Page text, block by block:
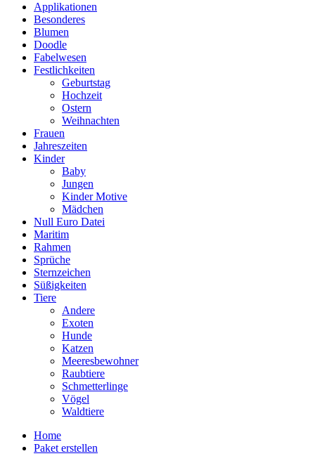
Applikationen
Besonderes
Blumen
Doodle
Fabelwesen
Festlichkeiten
Geburtstag
Hochzeit
Ostern
Weihnachten
Frauen
Jahreszeiten
Kinder
Baby
Jungen
Kinder Motive
Mädchen
Null Euro Datei
Maritim
Rahmen
Sprüche
Sternzeichen
Süßigkeiten
Tiere
Andere
Exoten
Hunde
Katzen
Meeresbewohner
Raubtiere
Schmetterlinge
Vögel
Waldtiere
Home
Paket erstellen